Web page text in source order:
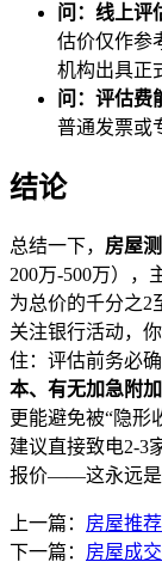
问：线上评
估价仅作参
机构出具正
问：评估费
普通发票或
结论
总结一下， 房屋
200万-500万），
为总价的千分之2
关注银行活动，
住：评估前务必
本、有无加急附
更能避免被“隐形
建议直接致电2-3
报价——这永远是
上一篇： 房屋推
下一篇： 房屋成